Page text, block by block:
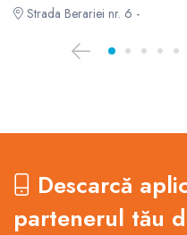
Strada Berariei nr. 6 -
Descarcă
partenerul tău